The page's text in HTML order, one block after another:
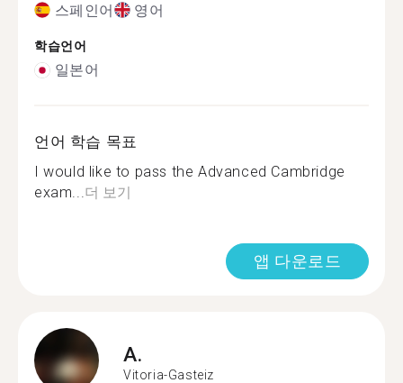
스페인어 영어
학습언어
일본어
언어 학습 목표
I would like to pass the Advanced Cambridge
exam...더 보기
앱 다운로드
A.
Vitoria-Gasteiz